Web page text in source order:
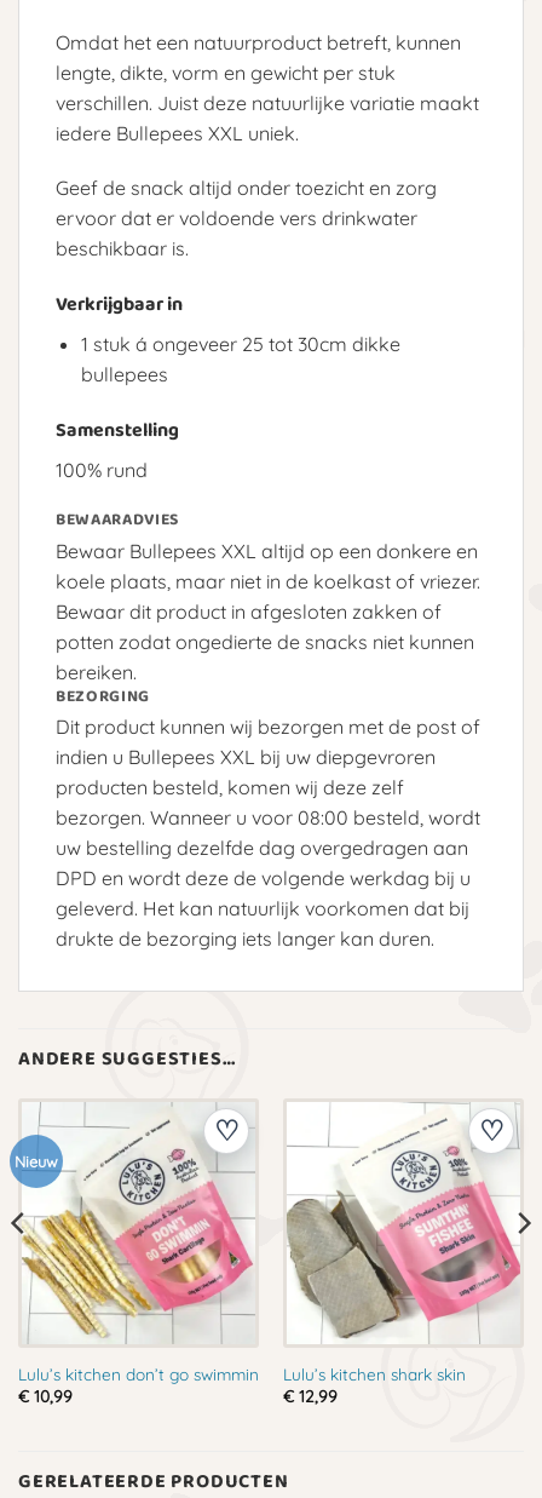
Omdat het een natuurproduct betreft, kunnen
lengte, dikte, vorm en gewicht per stuk
verschillen. Juist deze natuurlijke variatie maakt
iedere Bullepees XXL uniek.
Geef de snack altijd onder toezicht en zorg
ervoor dat er voldoende vers drinkwater
beschikbaar is.
Verkrijgbaar in
1 stuk á ongeveer 25 tot 30cm dikke
bullepees
Samenstelling
100% rund
BEWAARADVIES
Bewaar Bullepees XXL altijd op een donkere en
koele plaats, maar niet in de koelkast of vriezer.
Bewaar dit product in afgesloten zakken of
potten zodat ongedierte de snacks niet kunnen
bereiken.
BEZORGING
Dit product kunnen wij bezorgen met de post of
indien u Bullepees XXL bij uw diepgevroren
producten besteld, komen wij deze zelf
bezorgen. Wanneer u voor 08:00 besteld, wordt
uw bestelling dezelfde dag overgedragen aan
DPD en wordt deze de volgende werkdag bij u
geleverd. Het kan natuurlijk voorkomen dat bij
drukte de bezorging iets langer kan duren.
ANDERE SUGGESTIES…
Nieuw
Lulu’s kitchen don’t go swimmin
€10,99
Lulu’s kitchen shark skin
€12,99
GERELATEERDE PRODUCTEN